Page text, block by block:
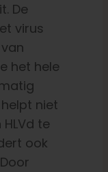
De
virus
het hele
niet
te
ook